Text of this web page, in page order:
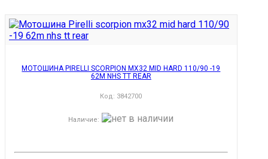
МОТОШИНА PIRELLI SCORPION MX32 MID HARD 110/90 -19
62M NHS TT REAR
Код: 3842700
Наличие: